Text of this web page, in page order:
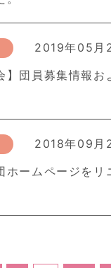
2019年05月
】団員募集情報
2018年09月
ホームページをリ